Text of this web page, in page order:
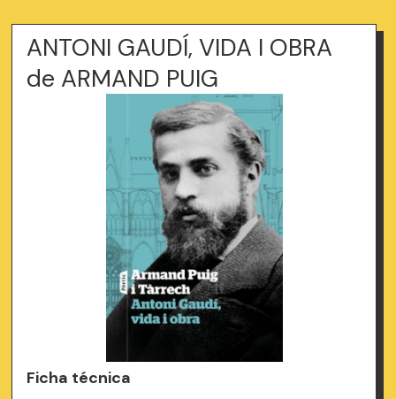
ANTONI GAUDÍ, VIDA I OBRA
de ARMAND PUIG
Ficha técnica